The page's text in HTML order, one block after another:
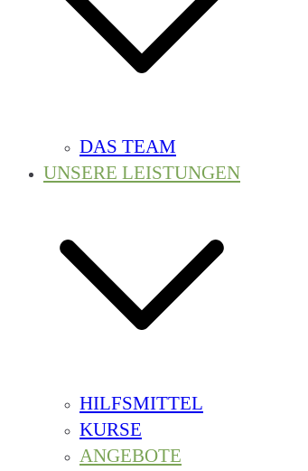
DAS TEAM
UNSERE LEISTUNGEN
HILFSMITTEL
KURSE
ANGEBOTE